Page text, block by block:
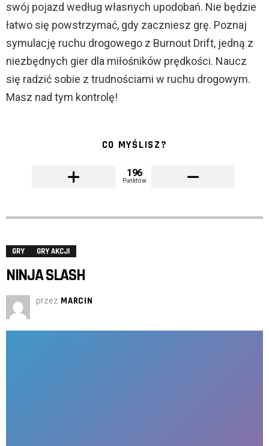
swój pojazd według własnych upodobań. Nie będzie
łatwo się powstrzymać, gdy zaczniesz grę. Poznaj
symulację ruchu drogowego z Burnout Drift, jedną z
niezbędnych gier dla miłośników prędkości. Naucz
się radzić sobie z trudnościami w ruchu drogowym.
Masz nad tym kontrolę!
CO MYŚLISZ?
196
Punktów
GRY GRY AKCJI
NINJA SLASH
przez MARCIN